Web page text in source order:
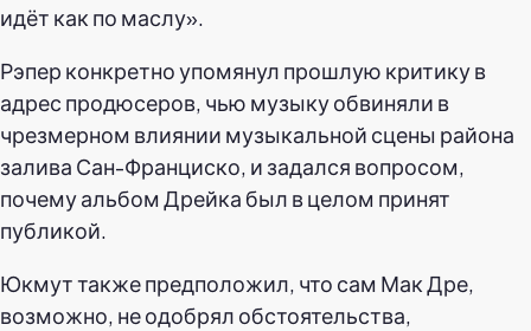
идёт как по маслу».
Рэпер конкретно упомянул прошлую критику в
адрес продюсеров, чью музыку обвиняли в
чрезмерном влиянии музыкальной сцены района
залива Сан-Франциско, и задался вопросом,
почему альбом Дрейка был в целом принят
публикой.
Юкмут также предположил, что сам Мак Дре,
возможно, не одобрял обстоятельства,